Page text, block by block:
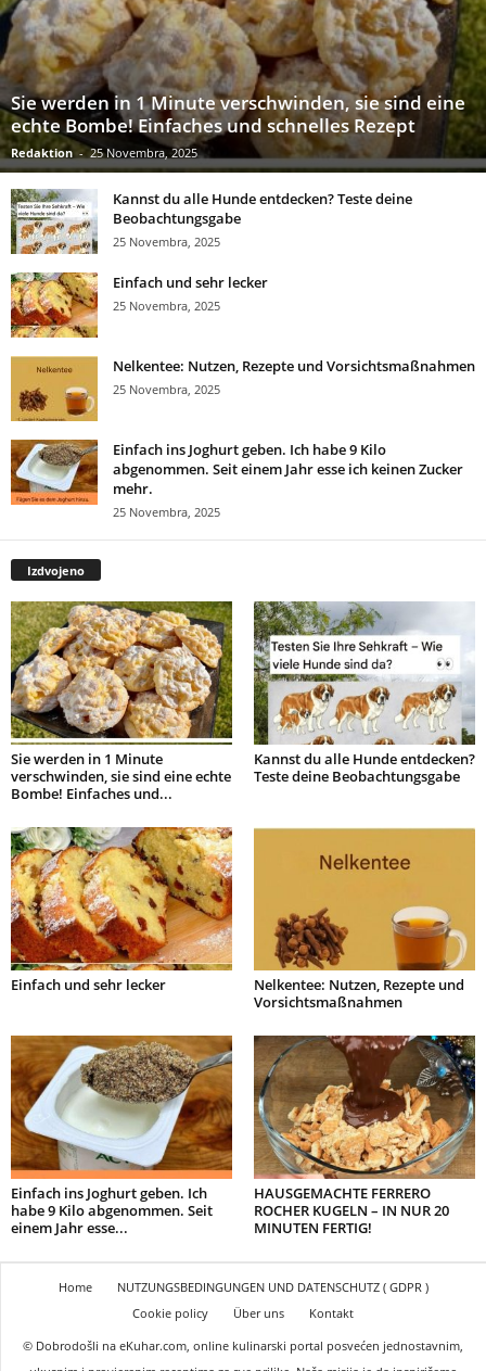
Sie werden in 1 Minute verschwinden, sie sind eine
echte Bombe! Einfaches und schnelles Rezept
Redaktion - 25 Novembra, 2025
Kannst du alle Hunde entdecken? Teste deine
Beobachtungsgabe
25 Novembra, 2025
Einfach und sehr lecker
25 Novembra, 2025
Nelkentee: Nutzen, Rezepte und Vorsichtsmaßnahmen
25 Novembra, 2025
Einfach ins Joghurt geben. Ich habe 9 Kilo
abgenommen. Seit einem Jahr esse ich keinen Zucker
mehr.
25 Novembra, 2025
Izdvojeno
Sie werden in 1 Minute
verschwinden, sie sind eine echte
Bombe! Einfaches und...
Kannst du alle Hunde entdecken?
Teste deine Beobachtungsgabe
Einfach und sehr lecker
Nelkentee: Nutzen, Rezepte und
Vorsichtsmaßnahmen
Einfach ins Joghurt geben. Ich
habe 9 Kilo abgenommen. Seit
einem Jahr esse...
HAUSGEMACHTE FERRERO
ROCHER KUGELN – IN NUR 20
MINUTEN FERTIG!
Home
NUTZUNGSBEDINGUNGEN UND DATENSCHUTZ ( GDPR )
Cookie policy
Über uns
Kontakt
© Dobrodošli na eKuhar.com, online kulinarski portal posvećen jednostavnim,